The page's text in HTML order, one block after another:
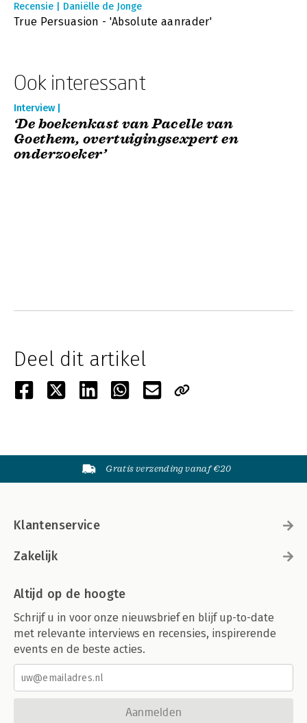
Recensie | Daniëlle de Jonge
True Persuasion - 'Absolute aanrader'
Ook interessant
Interview |
‘De boekenkast van Pacelle van
Goethem, overtuigingsexpert en
onderzoeker’
Deel dit artikel
Gratis verzending vanaf €20
Klantenservice
Zakelijk
Altijd op de hoogte
Schrijf u in voor onze nieuwsbrief en blijf up-to-date
met relevante interviews en recensies, inspirerende
events en de beste acties.
Aanmelden